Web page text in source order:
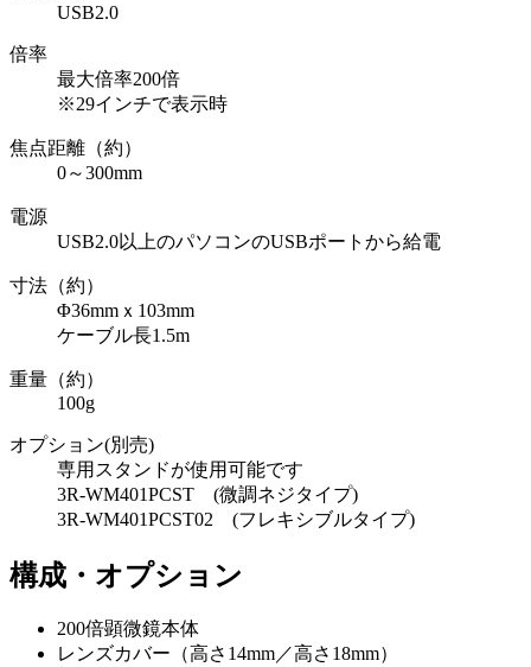
USB2.0
倍率
最大倍率200倍
※29インチで表示時
焦点距離（約）
0～300mm
電源
USB2.0以上のパソコンのUSBポートから給電
寸法（約）
Φ36mmｘ103mm
ケーブル長1.5m
重量（約）
100g
オプション(別売)
専用スタンドが使用可能です
3R-WM401PCST (微調ネジタイプ)
3R-WM401PCST02 (フレキシブルタイプ)
構成・オプション
200倍顕微鏡本体
レンズカバー（高さ14mm／高さ18mm）